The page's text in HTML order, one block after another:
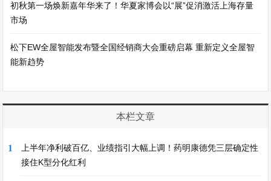
初秋第一场焕新嘉年华来了！华夏家博会以“展”促消激活上海存量
市场
松下EW全屋智能发布暨全国经销商大会重磅启幕 重新定义全屋智
能新趋势
本栏文章
1
上半年净利破百亿、业绩指引大幅上调！药明康德凭三层确定性
接住K型分化红利